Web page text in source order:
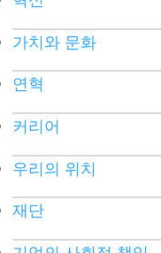
가치와 문화
연혁
커리어
우리의 위치
재단